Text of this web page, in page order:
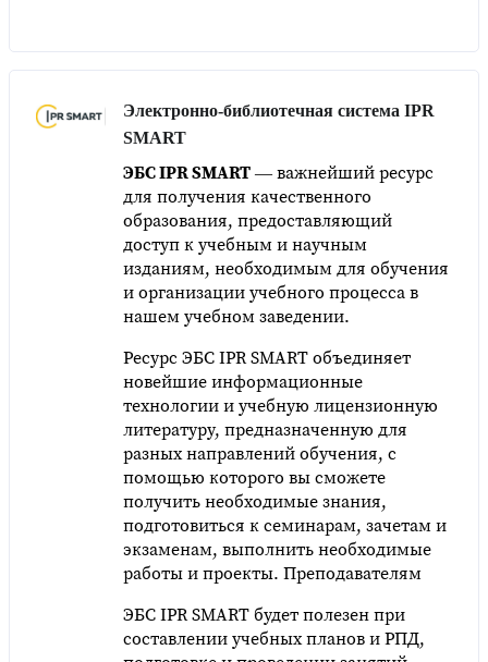
Электронно-библиотечная система IPR
SMART
ЭБС IPR SMART— важнейший ресурс
для получения качественного
образования, предоставляющий
доступ к учебным и научным
изданиям, необходимым для обучения
и организации учебного процесса в
нашем учебном заведении.
Ресурс ЭБС IPR SMART объединяет
новейшие информационные
технологии и учебную лицензионную
литературу, предназначенную для
разных направлений обучения, с
помощью которого вы сможете
получить необходимые знания,
подготовиться к семинарам, зачетам и
экзаменам, выполнить необходимые
работы и проекты. Преподавателям
ЭБС IPR SMART будет полезен при
составлении учебных планов и РПД,